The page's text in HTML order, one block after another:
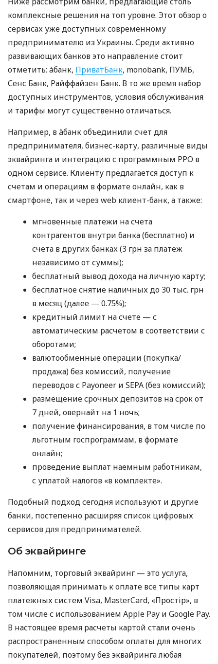
комплексные решения на топ уровне. Этот обзор о
сервисах уже доступных современному
предпринимателю из Украины. Среди активно
развивающих банков это направление стоит
отметить: àбанк, ПриватБанк, monobank, ПУМБ,
Сенс Банк, Райффайзен Банк. В то же время набор
доступных инструментов, условия обслуживания
и тарифы могут существенно отличаться.
Например, в àбанк объединили счет для
предпринимателя, бизнес-карту, различные виды
эквайринга и интеграцию с программным РРО в
одном сервисе. Клиенту предлагается доступ к
счетам и операциям в формате онлайн, как в
смартфоне, так и через web клиент-банк, а также:
мгновенные платежи на счета
контрагентов внутри банка (бесплатно) и
счета в других банках (3 грн за платеж
независимо от суммы);
бесплатный вывод дохода на личную карту;
бесплатное снятие наличных до 30 тыс. грн
в месяц (далее — 0.75%);
кредитный лимит на счете — с
автоматическим расчетом в соответствии с
оборотами;
валютообменные операции (покупка/
продажа) без комиссий, получение
переводов с Payoneer и SEPA (без комиссий);
размещение срочных депозитов на срок от
7 дней, овернайт на 1 ночь;
получение финансирования, в том числе по
льготным госпрограммам, в формате
онлайн;
проведение выплат наемным работникам,
с уплатой налогов «в комплекте».
Подобный подход сегодня используют и другие
банки, постепенно расширяя список цифровых
сервисов для предпринимателей.
Об эквайринге
Напомним, торговый эквайринг — это услуга,
позволяющая принимать к оплате все типы карт
платежных систем Visa, MasterCard, «Простір», в
том числе с использованием Apple Pay и Google Pay.
В настоящее время расчеты картой стали очень
распространенным способом оплаты для многих
покупателей, поэтому без эквайринга любая